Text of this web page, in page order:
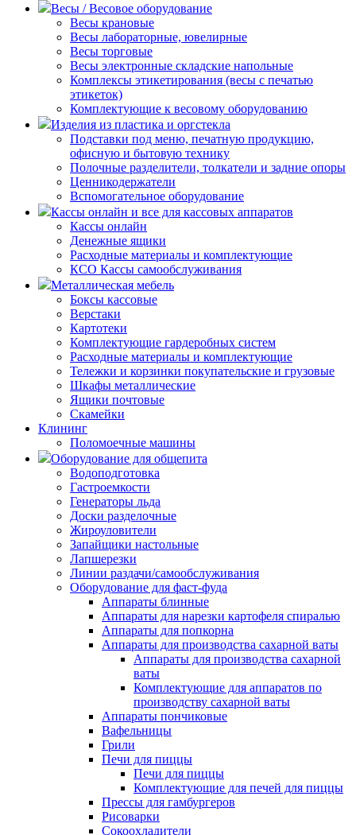
Весы / Весовое оборудование
Весы крановые
Весы лабораторные, ювелирные
Весы торговые
Весы электронные складские напольные
Комплексы этикетирования (весы с печатью
этикеток)
Комплектующие к весовому оборудованию
Изделия из пластика и оргстекла
Подставки под меню, печатную продукцию,
офисную и бытовую технику
Полочные разделители, толкатели и задние опоры
Ценникодержатели
Вспомогательное оборудование
Кассы онлайн и все для кассовых аппаратов
Кассы онлайн
Денежные ящики
Расходные материалы и комплектующие
КСО Кассы самообслуживания
Металлическая мебель
Боксы кассовые
Верстаки
Картотеки
Комплектующие гардеробных систем
Расходные материалы и комплектующие
Тележки и корзинки покупательские и грузовые
Шкафы металлические
Ящики почтовые
Скамейки
Клининг
Поломоечные машины
Оборудование для общепита
Водоподготовка
Гастроемкости
Генераторы льда
Доски разделочные
Жироуловители
Запайщики настольные
Лапшерезки
Линии раздачи/самообслуживания
Оборудование для фаст-фуда
Аппараты блинные
Аппараты для нарезки картофеля спиралью
Аппараты для попкорна
Аппараты для производства сахарной ваты
Аппараты для производства сахарной
ваты
Комплектующие для аппаратов по
производству сахарной ваты
Аппараты пончиковые
Вафельницы
Грили
Печи для пиццы
Печи для пиццы
Комплектующие для печей для пиццы
Прессы для гамбургеров
Рисоварки
Сокоохладители